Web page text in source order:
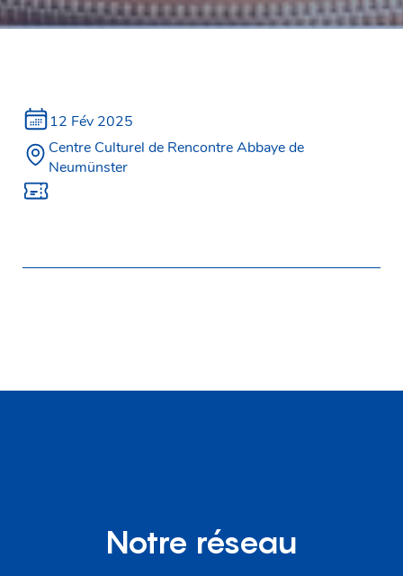
12 Fév 2025
Centre Culturel de Rencontre Abbaye de
Neumünster
Notre réseau